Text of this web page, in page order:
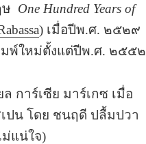
ษ One Hundred Years of
) เมื่อปีพ.ศ. ๒๕๒๙
พ์ใหม่ตั้งแต่ปีพ.ศ. ๒๕๕๒
การ์เซีย มาร์เกซ เมื่อ
น โดย ชนฤดี ปลื้มปวา
แน่ใจ)